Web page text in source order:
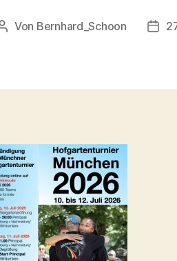
Beitragsautor
Von Bernhard_Schoon